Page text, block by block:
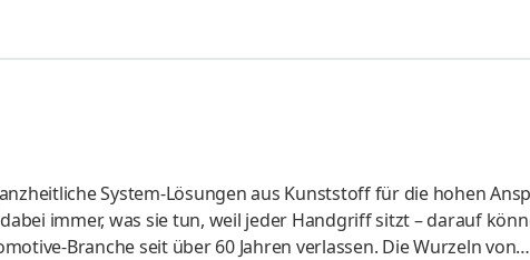
schaffen. Willkommen bei den Machern, Visionären und
mit Menschen im In- und Ausland? Sie behalten stets den
einen engagierten und verantwortungsbewussten Key
Als Key
System-Lösungen aus Kunst­stoff für die hohen
immer, was sie tun, weil jeder Hand­griff sitzt – darauf
Branche seit über 60 Jahren ver­lassen. Die Wurzeln von